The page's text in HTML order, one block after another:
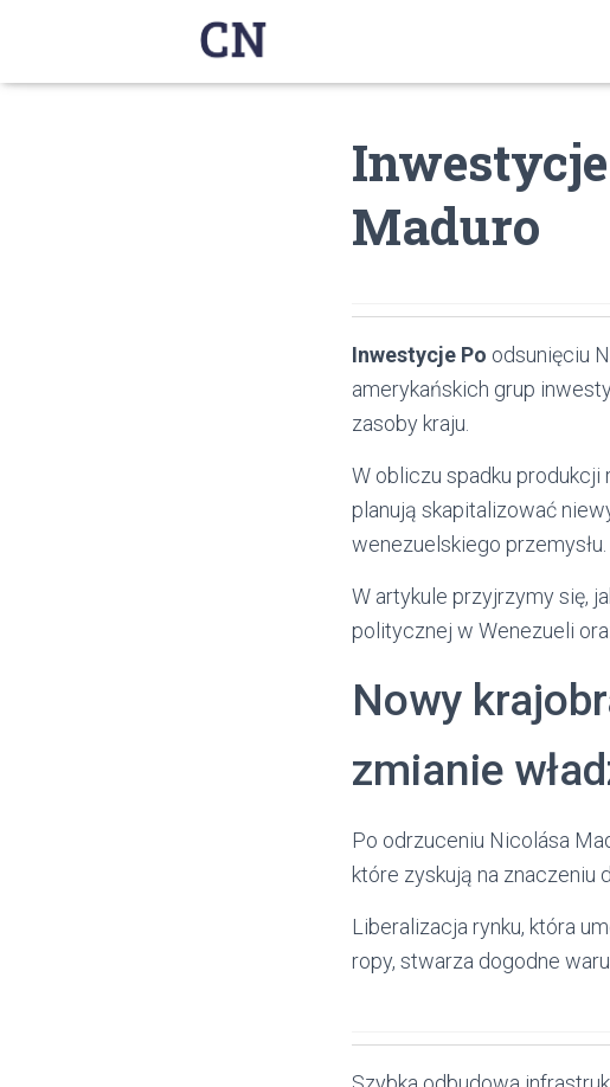
Maduro
Inwestycje Po odsunięciu
amerykańskich grup
zasoby kraju.
W obliczu spadku
planują skapitalizować
wenezuelskiego przemysłu.
W artykule przyjrzymy się,
politycznej w Wenezueli
Nowy
zmianie
Po odrzuceniu Nicolása
które zyskują na znaczeniu
Liberalizacja rynku, która
ropy, stwarza dogodne